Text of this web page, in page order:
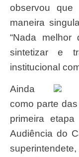
observou
maneira
“Nada
sintetizar e
institucional
Ainda
como parte
primeira
Audiência do